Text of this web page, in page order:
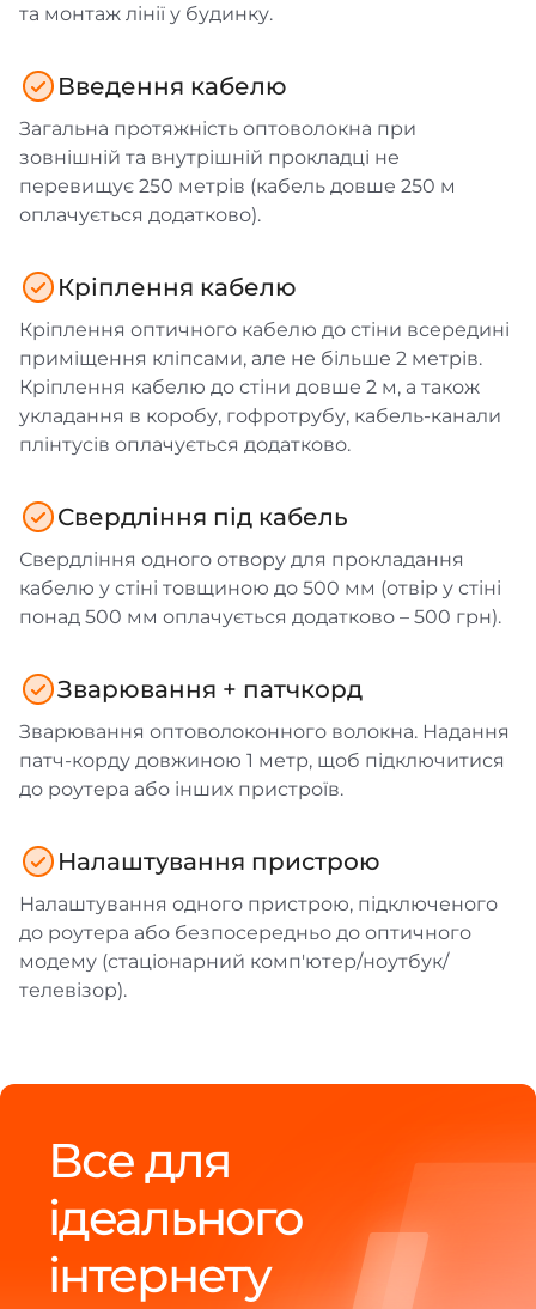
та монтаж лінії у будинку.
Введення кабелю
Загальна протяжність оптоволокна при
зовнішній та внутрішній прокладці не
перевищує 250 метрів (кабель довше 250 м
оплачується додатково).
Кріплення кабелю
Кріплення оптичного кабелю до стіни всередині
приміщення кліпсами, але не більше 2 метрів.
Кріплення кабелю до стіни довше 2 м, а також
укладання в коробу, гофротрубу, кабель-канали
плінтусів оплачується додатково.
Свердління під кабель
Свердління одного отвору для прокладання
кабелю у стіні товщиною до 500 мм (отвір у стіні
понад 500 мм оплачується додатково – 500 грн).
Зварювання + патчкорд
Зварювання оптоволоконного волокна. Надання
патч-корду довжиною 1 метр, щоб підключитися
до роутера або інших пристроїв.
Налаштування пристрою
Налаштування одного пристрою, підключеного
до роутера або безпосередньо до оптичного
модему (стаціонарний комп'ютер/ноутбук/
телевізор).
Все для
ідеального
інтернету